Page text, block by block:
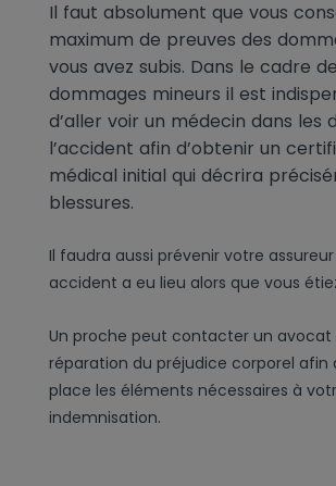
Il faut absolument que vous
maximum de preuves des
vous avez subis. Dans le cadre de
dommages mineurs il est
d’aller voir un médecin dans les
l’accident afin d’obtenir un
médical initial qui décrira
blessures.
Il faudra aussi prévenir votre
accident a eu lieu alors que vous
Un proche peut contacter un avocat
réparation du préjudice corporel
place les éléments nécessaires à
indemnisation.